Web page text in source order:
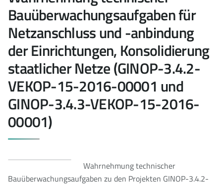
Bauüberwachungsaufgaben für
Netzanschluss und -anbindung
der Einrichtungen, Konsolidierung
staatlicher Netze (GINOP-3.4.2-
VEKOP-15-2016-00001 und
GINOP-3.4.3-VEKOP-15-2016-
00001)
Wahrnehmung technischer
Bauüberwachungsaufgaben zu den Projekten GINOP-3.4.2-